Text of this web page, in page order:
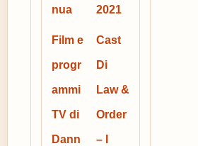
nua 2021
Film e
progr
ammi
TV di
Dann
Cast
Di
Law &
Order
– I